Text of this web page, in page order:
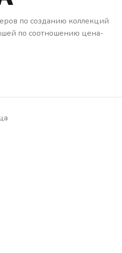
по созданию коллекций
по соотношению цена-